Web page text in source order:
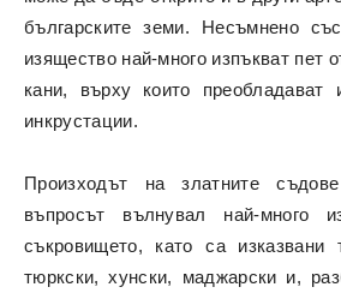
българските земи. Несъмнено
изящество най-много изпъкват пет
кани, върху които преобладават
инкрустации.
Произходът на златните
въпросът вълнувал най-много
съкровището, като са изказвани
тюркски, хунски, маджарски и,